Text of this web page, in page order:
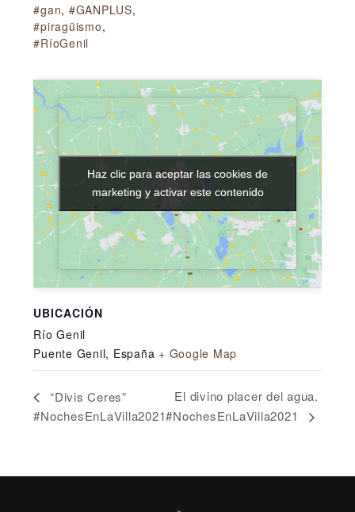
#gan, #GANPLUS,
#piragüismo,
#RíoGenil
UBICACIÓN
Río Genil
Puente Genil, España + Google Map
Haz clic para aceptar las cookies de
marketing y activar este contenido
Haz clic para aceptar las cookies de
marketing y activar este contenido
“Divis Ceres”
#NochesEnLaVilla2021
El divino placer del agua.
#NochesEnLaVilla2021